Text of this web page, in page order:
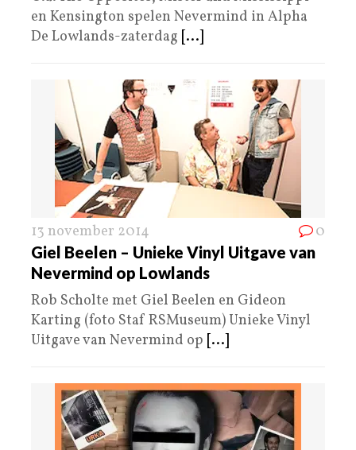
en Kensington spelen Nevermind in Alpha
De Lowlands-zaterdag [...]
13 november 2014 0
Giel Beelen – Unieke Vinyl Uitgave van
Nevermind op Lowlands
Rob Scholte met Giel Beelen en Gideon
Karting (foto Staf RSMuseum) Unieke Vinyl
Uitgave van Nevermind op [...]